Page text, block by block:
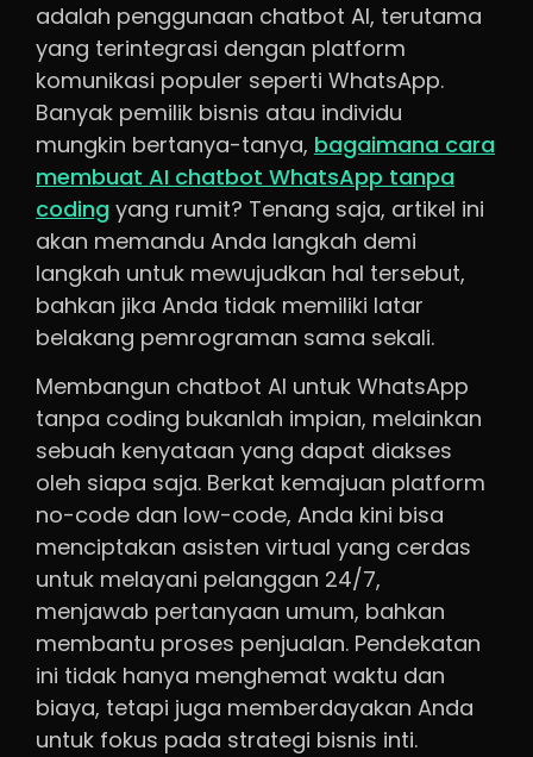
adalah penggunaan chatbot AI, terutama
yang terintegrasi dengan platform
komunikasi populer seperti WhatsApp.
Banyak pemilik bisnis atau individu
mungkin bertanya-tanya, bagaimana cara
membuat AI chatbot WhatsApp tanpa
coding yang rumit? Tenang saja, artikel ini
akan memandu Anda langkah demi
langkah untuk mewujudkan hal tersebut,
bahkan jika Anda tidak memiliki latar
belakang pemrograman sama sekali.
Membangun chatbot AI untuk WhatsApp
tanpa coding bukanlah impian, melainkan
sebuah kenyataan yang dapat diakses
oleh siapa saja. Berkat kemajuan platform
no-code dan low-code, Anda kini bisa
menciptakan asisten virtual yang cerdas
untuk melayani pelanggan 24/7,
menjawab pertanyaan umum, bahkan
membantu proses penjualan. Pendekatan
ini tidak hanya menghemat waktu dan
biaya, tetapi juga memberdayakan Anda
untuk fokus pada strategi bisnis inti.